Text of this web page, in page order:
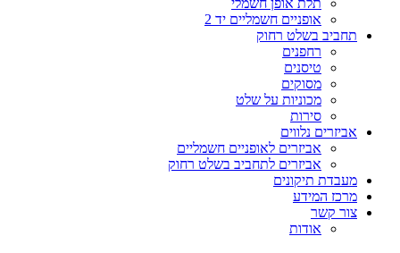
תלת אופן חשמלי
אופניים חשמליים יד 2
תחביב בשלט רחוק
רחפנים
טיסנים
מסוקים
מכוניות על שלט
סירות
אביזרים נלווים
אביזרים לאופניים חשמליים
אביזרים לתחביב בשלט רחוק
מעבדת תיקונים
מרכז המידע
צור קשר
אודות